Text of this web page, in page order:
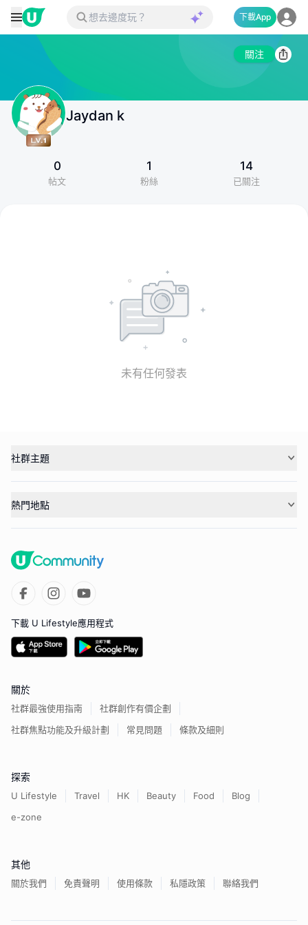
下載App
關注
Jaydan k
0
帖文
1
粉絲
14
已關注
未有任何發表
社群主題
熱門地點
下載 U Lifestyle應用程式
關於
社群最強使用指南
社群創作有價企劃
社群焦點功能及升級計劃
常見問題 條款及細則
探索
U Lifestyle Travel HK Beauty Food
Blog
e-zone
其他
關於我們 免責聲明 使用條款 私隱政策 聯絡我們